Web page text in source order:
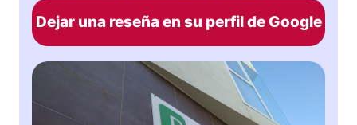
Dejar una reseña en su perfil de Google